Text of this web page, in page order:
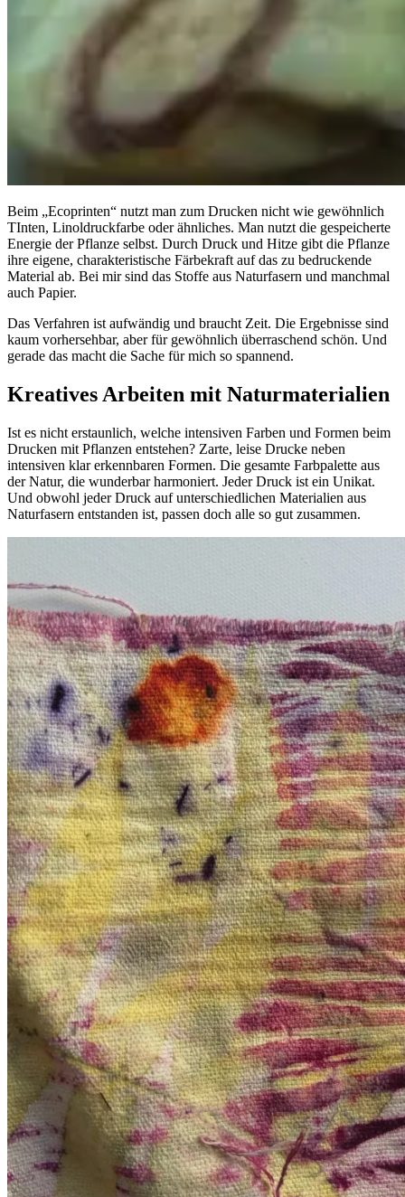
Beim „Ecoprinten“ nutzt man zum Drucken nicht wie gewöhnlich
TInten, Linoldruckfarbe oder ähnliches. Man nutzt die gespeicherte
Energie der Pflanze selbst. Durch Druck und Hitze gibt die Pflanze
ihre eigene, charakteristische Färbekraft auf das zu bedruckende
Material ab. Bei mir sind das Stoffe aus Naturfasern und manchmal
auch Papier.
Das Verfahren ist aufwändig und braucht Zeit. Die Ergebnisse sind
kaum vorhersehbar, aber für gewöhnlich überraschend schön. Und
gerade das macht die Sache für mich so spannend.
Kreatives Arbeiten mit Naturmaterialien
Ist es nicht erstaunlich, welche intensiven Farben und Formen beim
Drucken mit Pflanzen entstehen? Zarte, leise Drucke neben
intensiven klar erkennbaren Formen. Die gesamte Farbpalette aus
der Natur, die wunderbar harmoniert. Jeder Druck ist ein Unikat.
Und obwohl jeder Druck auf unterschiedlichen Materialien aus
Naturfasern entstanden ist, passen doch alle so gut zusammen.